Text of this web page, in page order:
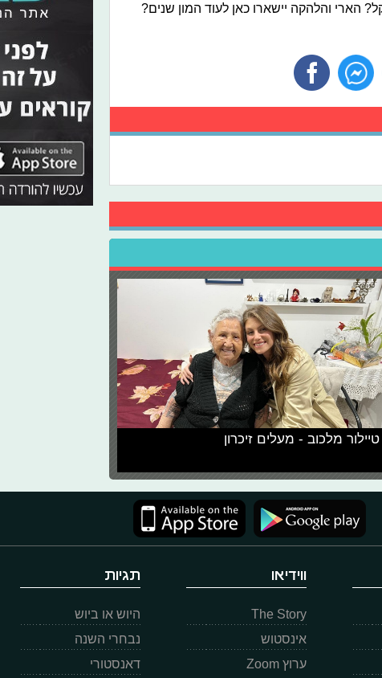
והלהקה יישארו כאן לעוד המון שנים?
טיילור מלכוב - מעלים זיכרון
ווידיאו
The Story
אינסטוש
ערוץ Zoom
תגיות
היוש או ביוש
נבחרי השנה
דאנסטורי